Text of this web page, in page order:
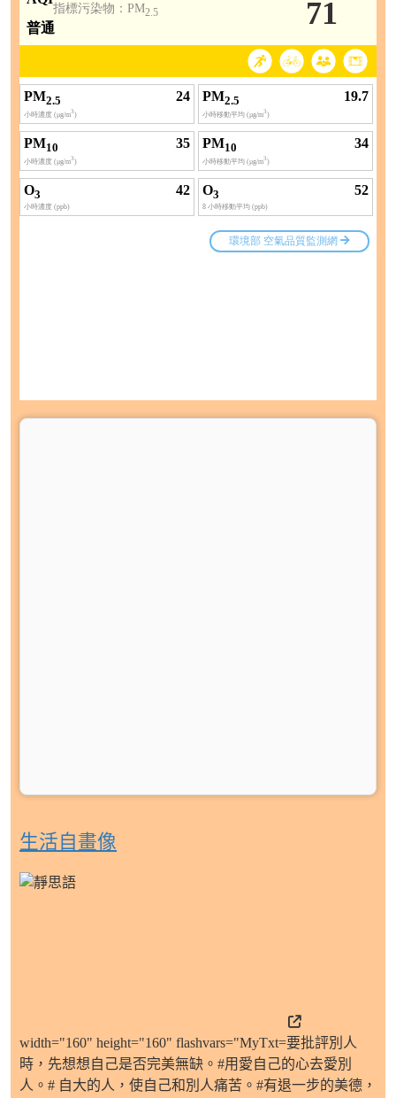
生活自畫像
width="160" height="160" flashvars="MyTxt=要批評別人
時，先想想自己是否完美無缺。#用愛自己的心去愛別
人。# 自大的人，使自己和別人痛苦。#有退一步的美德，